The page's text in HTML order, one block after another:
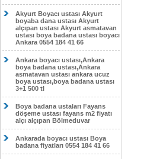
Akyurt Boyacı ustası Akyurt
boyaba dana ustası Akyurt
alçıpan ustası Akyurt asmatavan
ustası boya badana ustası boyacı
Ankara 0554 184 41 66
Ankara boyacı ustası,Ankara
boya badana ustası,Ankara
asmatavan ustası ankara ucuz
boya ustası,boya badana ustası
3+1 500 tl
Boya badana ustaları Fayans
döşeme ustası fayans m2 fiyatı
alçı alçıpan Bölmeduvar
Ankarada boyacı ustası Boya
badana fiyatları 0554 184 41 66